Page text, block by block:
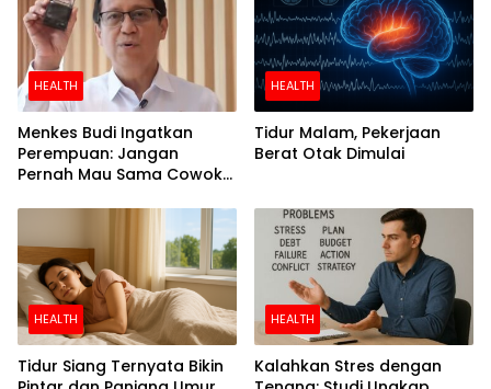
HEALTH
Menkes Budi Ingatkan
Perempuan: Jangan
Pernah Mau Sama Cowok
HEALTH
Tidur Malam, Pekerjaan
Berat Otak Dimulai
HEALTH
Tidur Siang Ternyata Bikin
HEALTH
Kalahkan Stres dengan